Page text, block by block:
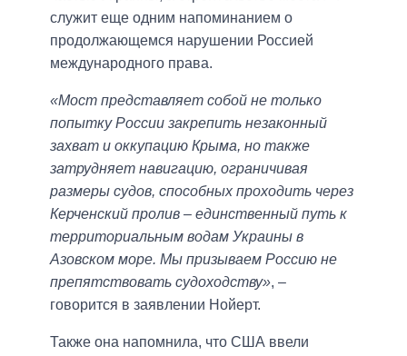
служит еще одним напоминанием о
продолжающемся нарушении Россией
международного права.
«Мост представляет собой не только
попытку России закрепить незаконный
захват и оккупацию Крыма, но также
затрудняет навигацию, ограничивая
размеры судов, способных проходить через
Керченский пролив – единственный путь к
территориальным водам Украины в
Азовском море. Мы призываем Россию не
препятствовать судоходству», –
говорится в заявлении Нойерт.
Также она напомнила, что США ввели